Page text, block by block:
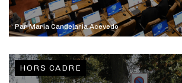
ParMaría Candelaria Acevedo
HORS CADRE